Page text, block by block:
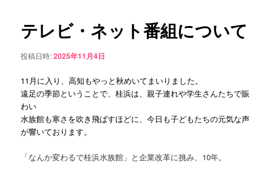
ン
テ
ン
ツ
へ
移
ゲ
ン
テレビ・ネット番組について
投稿日時:2025年11月4日
11月に入り、高知もやっと秋めいてまいりました。
遠足の季節ということで、桂浜は、親子連れや学生さんたちで賑
わい
水族館も寒さを吹き飛ばすほどに、今日も子どもたちの元気な声
が響いております。
「なんか変わるで桂浜水族館」と企業改革に挑み、10年。